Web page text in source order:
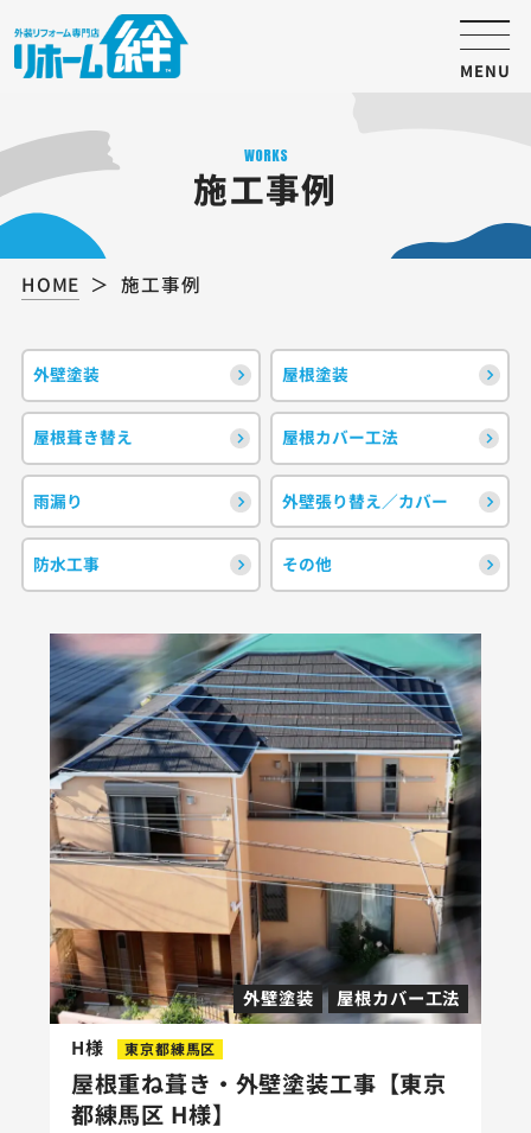
MENU
WORKS
施工事例
HOME 施工事例
外壁塗装 屋根塗装
屋根葺き替え 屋根カバー工法
雨漏り 外壁張り替え／カバー
防水工事 その他
外壁塗装 屋根カバー工法
H様 東京都練馬区
屋根重ね葺き・外壁塗装工事【東京
都練馬区 H様】